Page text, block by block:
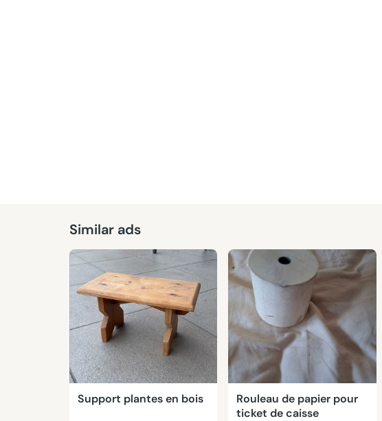
Similar ads
Support plantes en bois
Rouleau de papier pour
ticket de caisse